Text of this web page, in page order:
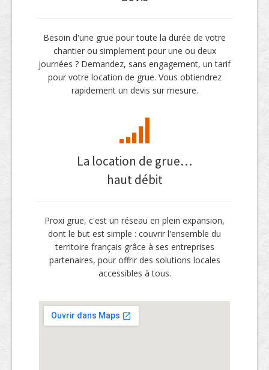
Besoin d'une grue pour toute la durée de votre
chantier ou simplement pour une ou deux
journées ? Demandez, sans engagement, un tarif
pour votre location de grue. Vous obtiendrez
rapidement un devis sur mesure.
La location de grue…
haut débit
Proxi grue, c'est un réseau en plein expansion,
dont le but est simple : couvrir l'ensemble du
territoire français grâce à ses entreprises
partenaires, pour offrir des solutions locales
accessibles à tous.